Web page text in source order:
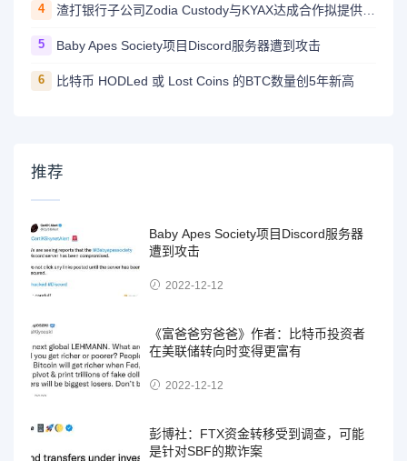
4 渣打银行子公司Zodia Custody与KYAX达成合作拟提供基于审计、业务和监管报告的加密托管服务
5 Baby Apes Society项目Discord服务器遭到攻击
6 比特币 HODLed 或 Lost Coins 的BTC数量创5年新高
推荐
Baby Apes Society项目Discord服务器
遭到攻击
2022-12-12
《富爸爸穷爸爸》作者：比特币投资者
在美联储转向时变得更富有
2022-12-12
彭博社：FTX资金转移受到调查，可能
是针对SBF的欺诈案